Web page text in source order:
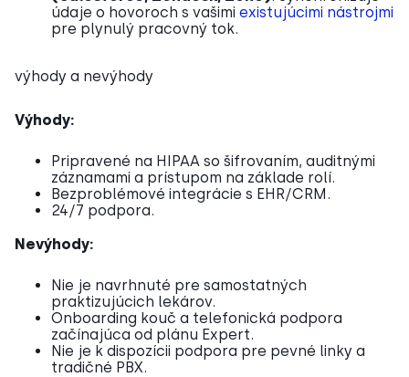
údaje o hovoroch s vašimi existujúcimi nástrojmi
pre plynulý pracovný tok.
výhody a nevýhody
Výhody:
Pripravené na HIPAA so šifrovaním, auditnými
záznamami a prístupom na základe rolí.
Bezproblémové integrácie s EHR/CRM.
24/7 podpora.
Nevýhody:
Nie je navrhnuté pre samostatných
praktizujúcich lekárov.
Onboarding kouč a telefonická podpora
začínajúca od plánu Expert.
Nie je k dispozícii podpora pre pevné linky a
tradičné PBX.